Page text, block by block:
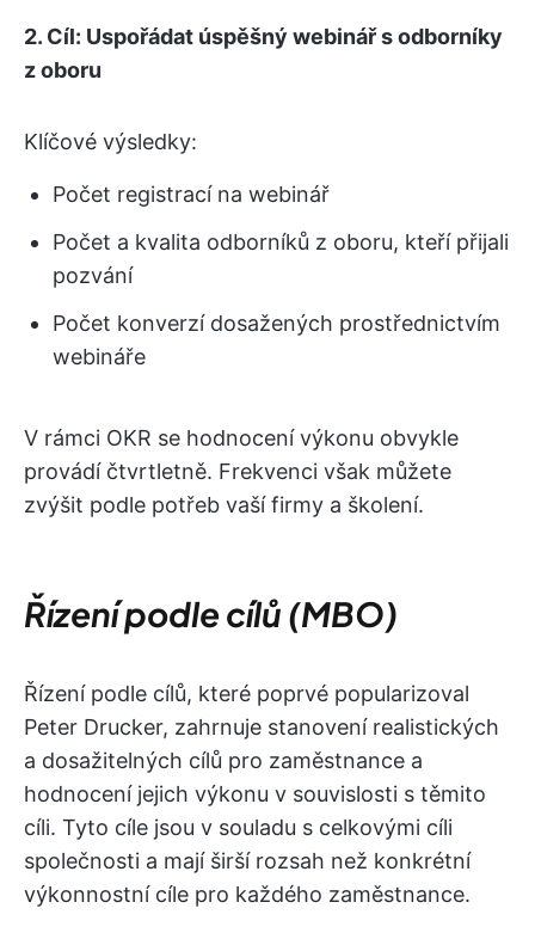
2. Cíl: Uspořádat úspěšný webinář s odborníky
z oboru
Klíčové výsledky:
Počet registrací na webinář
Počet a kvalita odborníků z oboru, kteří přijali
pozvání
Počet konverzí dosažených prostřednictvím
webináře
V rámci OKR se hodnocení výkonu obvykle
provádí čtvrtletně. Frekvenci však můžete
zvýšit podle potřeb vaší firmy a školení.
Řízení podle cílů (MBO)
Řízení podle cílů, které poprvé popularizoval
Peter Drucker, zahrnuje stanovení realistických
a dosažitelných cílů pro zaměstnance a
hodnocení jejich výkonu v souvislosti s těmito
cíli. Tyto cíle jsou v souladu s celkovými cíli
společnosti a mají širší rozsah než konkrétní
výkonnostní cíle pro každého zaměstnance.